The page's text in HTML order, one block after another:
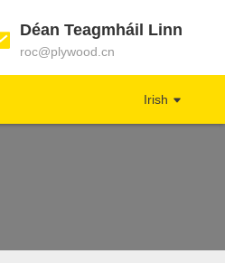
Déan Teagmháil Linn
roc@plywood.cn
Irish